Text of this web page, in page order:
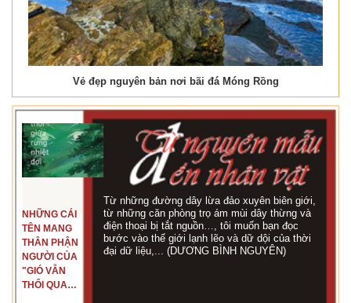
Vẻ đẹp nguyên bản nơi bãi đá Móng Rồng
NHỮNG CÁI
TÊN MANG
THÂN PHẬN
NGƯỜI CỦA
"GIÓ VẪN
THỔI QUA
Từ những đường dây lừa đảo xuyên biên giới,
từ những căn phòng trọ ám mùi dây thừng và
điện thoại bị tắt nguồn…, tôi muốn bạn đọc
bước vào thế giới lạnh lẽo và dữ dội của thời
đại dữ liệu,... (DƯƠNG BÌNH NGUYÊN)